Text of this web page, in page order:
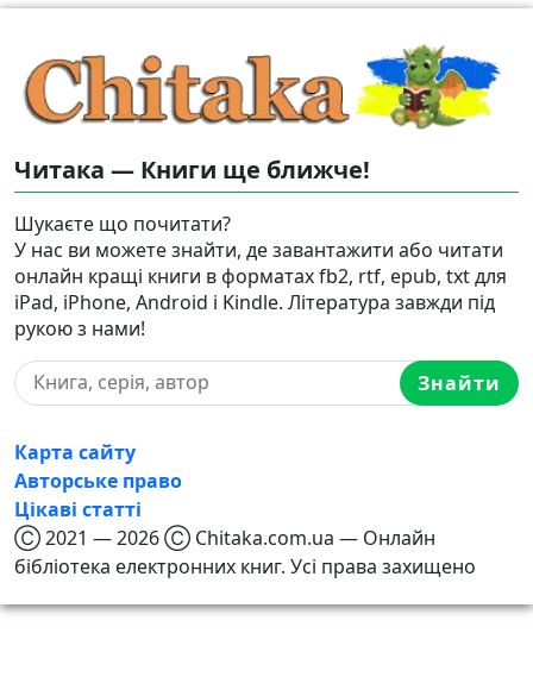
Читака — Книги ще ближче!
Шукаєте що почитати?
У нас ви можете знайти, де завантажити або читати
онлайн кращі книги в форматах fb2, rtf, epub, txt для
iPad, iPhone, Android і Kindle. Література завжди під
рукою з нами!
Знайти
Карта сайту
Авторське право
Цікаві статті
Ⓒ 2021 — 2026 Ⓒ Chitaka.com.ua — Онлайн
бібліотека електронних книг. Усі права захищено